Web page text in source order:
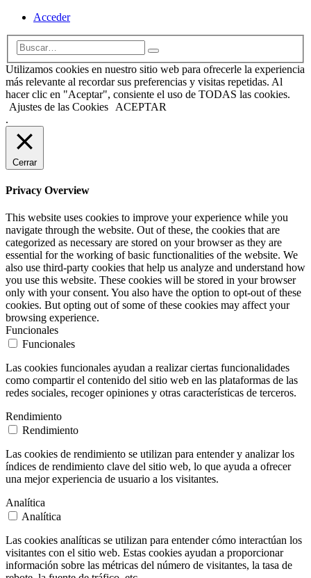
Acceder
Utilizamos cookies en nuestro sitio web para ofrecerle la experiencia
más relevante al recordar sus preferencias y visitas repetidas. Al
hacer clic en "Aceptar", consiente el uso de TODAS las cookies.
Ajustes de las Cookies
ACEPTAR
.
Cerrar
Privacy Overview
This website uses cookies to improve your experience while you
navigate through the website. Out of these, the cookies that are
categorized as necessary are stored on your browser as they are
essential for the working of basic functionalities of the website. We
also use third-party cookies that help us analyze and understand how
you use this website. These cookies will be stored in your browser
only with your consent. You also have the option to opt-out of these
cookies. But opting out of some of these cookies may affect your
browsing experience.
Funcionales
Funcionales
Las cookies funcionales ayudan a realizar ciertas funcionalidades
como compartir el contenido del sitio web en las plataformas de las
redes sociales, recoger opiniones y otras características de terceros.
Rendimiento
Rendimiento
Las cookies de rendimiento se utilizan para entender y analizar los
índices de rendimiento clave del sitio web, lo que ayuda a ofrecer
una mejor experiencia de usuario a los visitantes.
Analítica
Analítica
Las cookies analíticas se utilizan para entender cómo interactúan los
visitantes con el sitio web. Estas cookies ayudan a proporcionar
información sobre las métricas del número de visitantes, la tasa de